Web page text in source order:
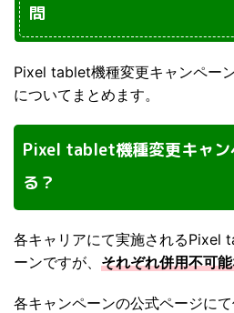
問
Pixel tablet機種変更キャンペー
についてまとめます。
Pixel tablet機種変更キャン
る？
各キャリアにて実施されるPixel
ーンですが、 それぞれ併用不可
各キャンペーンの公式ページに